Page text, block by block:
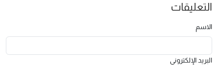
التعليقات
الاسم
البريد الإلكتروني